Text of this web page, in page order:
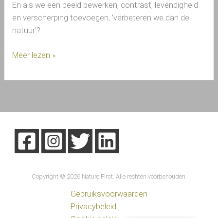
En als we een beeld bewerken, contrast, levendigheid
en verscherping toevoegen, 'verbeteren we dan de
natuur'?
Meer lezen »
Copyright © 2026 Nature First. Alle rechten voorbehouden.
Gebruiksvoorwaarden
Privacybeleid